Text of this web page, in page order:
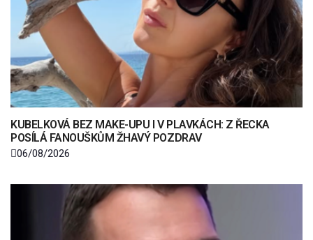
KUBELKOVÁ BEZ MAKE-UPU I V PLAVKÁCH: Z ŘECKA
POSÍLÁ FANOUŠKŮM ŽHAVÝ POZDRAV
06/08/2026